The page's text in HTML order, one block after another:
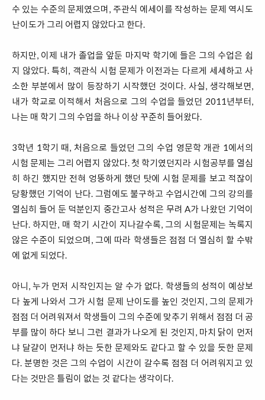
수 있는 수준의 문제였으며, 주관식 에세이를 작성하는 문제 역시도
난이도가 그리 어렵지 않았다고 한다.
하지만, 이제 내가 졸업을 앞둔 마지막 학기에 들은 그의 수업은 쉽
지 않았다. 특히, 객관식 시험 문제가 이전과는 다르게 세세하고 사
소한 부분에서 많이 등장하기 시작했던 것이다. 사실, 생각해보면,
내가 학교로 이적해서 처음으로 그의 수업을 들었던 2011년부터,
나는 매 학기 그의 수업을 하나 이상 꾸준히 들어왔다.
3학년 1학기 때, 처음으로 들었던 그의 수업 영문학 개관 1에서의
시험 문제는 그리 어렵지 않았다. 첫 학기였던지라 시험공부를 열심
히 하긴 했지만 전혀 엉뚱하게 했던 탓에 시험 문제를 보고 적잖이
당황했던 기억이 난다. 그럼에도 불구하고 수업시간에 그의 강의를
열심히 들어 둔 덕분인지 중간고사 성적은 무려 A가 나왔던 기억이
난다. 하지만, 매 학기 시간이 지나갈수록, 그의 시험문제는 녹록지
않은 수준이 되었으며, 그에 따라 학생들은 점점 더 열심히 할 수밖
에 없게 되었다.
아니, 누가 먼저 시작인지는 알 수가 없다. 학생들의 성적이 예상보
다 높게 나와서 그가 시험 문제 난이도를 높인 것인지, 그의 문제가
점점 더 어려워져서 학생들이 그의 수준에 맞추기 위해서 점점 더 공
부를 많이 하다 보니 그런 결과가 나오게 된 것인지, 마치 닭이 먼저
냐 달걀이 먼저냐 하는 듯한 문제와도 같다고 할 수 있을 듯한 문제
다. 분명한 것은 그의 수업이 시간이 갈수록 점점 더 어려워지고 있
다는 것만은 틀림이 없는 것 같다는 생각이다.